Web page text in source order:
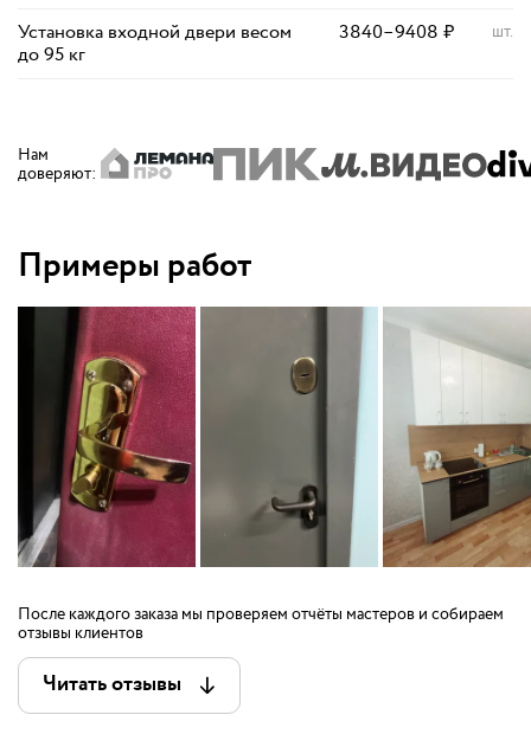
Установка входной двери весом
до 95 кг
3840–9408 ₽ шт.
Нам
доверяют:
Примеры работ
После каждого заказа мы проверяем отчёты мастеров и собираем
отзывы клиентов
Читать отзывы